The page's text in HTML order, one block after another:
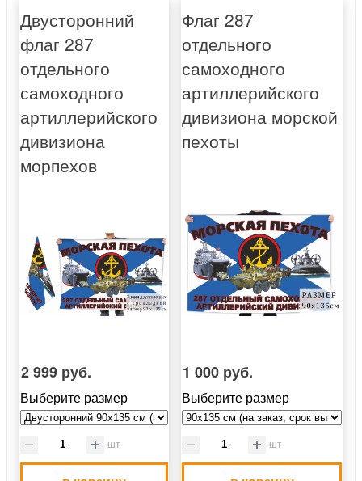
Двусторонний
флаг 287
отдельного
самоходного
артиллерийского
дивизиона
морпехов
2 999 руб.
Выберите размер
шт
Флаг 287
отдельного
самоходного
артиллерийского
дивизиона морской
пехоты
1 000 руб.
Выберите размер
шт